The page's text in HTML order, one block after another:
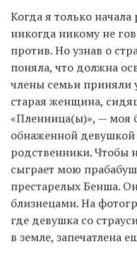
Когда я только
никогда никому не
против. Но узнав о
поняла, что должна
члены семьи приняли
старая женщина,
«Пленница(ы)», — моя
обнаженной
родственники. Чтобы
сыграет мою
престарелых Бенша.
близнецами. На
где девушка со
в земле, запечатлена